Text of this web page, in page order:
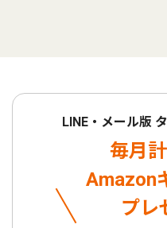
LINE・メール版
毎月
Amazon
プレ